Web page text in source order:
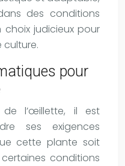
des conditions
judicieux pour
culture.
pour
de l’œillette, il est
ses exigences
cette plante soit
conditions